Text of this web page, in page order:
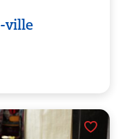
ville